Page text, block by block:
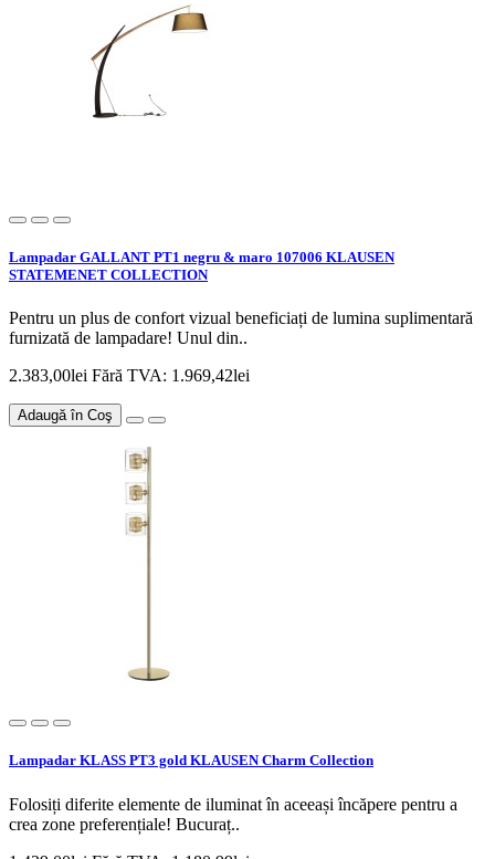
Lampadar GALLANT PT1 negru & maro 107006 KLAUSEN
STATEMENET COLLECTION
Pentru un plus de confort vizual beneficiați de lumina suplimentară
furnizată de lampadare! Unul din..
2.383,00lei Fără TVA: 1.969,42lei
Adaugă în Coş
Lampadar KLASS PT3 gold KLAUSEN Charm Collection
Folosiți diferite elemente de iluminat în aceeași încăpere pentru a
crea zone preferențiale! Bucuraț..